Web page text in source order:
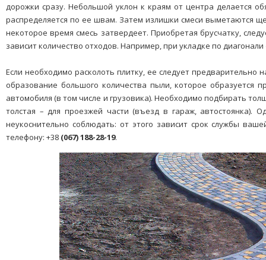
дорожки сразу. Небольшой уклон к краям от центра делается
распределяется по ее швам. Затем излишки смеси выметаются
некоторое время смесь затвердеет. Приобретая брусчатку,
зависит количество отходов. Например, при укладке по
Если необходимо расколоть плитку, ее следует предварительно
образование большого количества пыли, которое образуется
автомобиля (в том числе и грузовика). Необходимо подбирать
толстая – для проезжей части (въезд в гараж, автостоянка).
неукоснительно соблюдать: от этого зависит срок службы
телефону: +38 (067) 188-28-19.